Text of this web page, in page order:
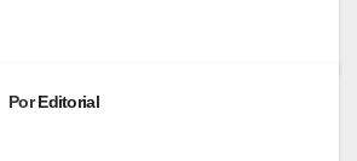
PorEditorial